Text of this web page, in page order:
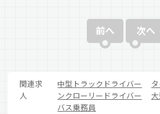
前へ 次へ
関連求
人
中型トラックドライバー
ンクローリードライバー
バス乗務員